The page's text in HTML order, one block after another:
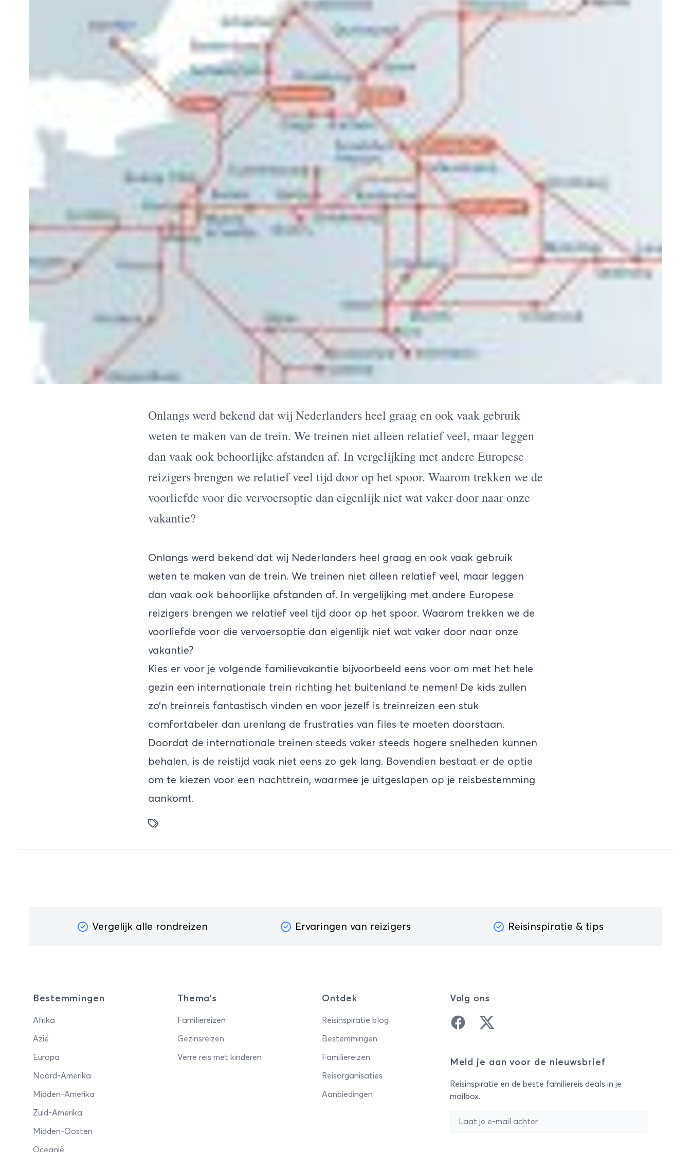
Onlangs werd bekend dat wij Nederlanders heel graag en ook vaak gebruik
weten te maken van de trein. We treinen niet alleen relatief veel, maar leggen
dan vaak ook behoorlijke afstanden af. In vergelijking met andere Europese
reizigers brengen we relatief veel tijd door op het spoor. Waarom trekken we de
voorliefde voor die vervoersoptie dan eigenlijk niet wat vaker door naar onze
vakantie?
Onlangs werd bekend dat wij Nederlanders heel graag en ook vaak gebruik
weten te maken van de trein. We treinen niet alleen relatief veel, maar leggen
dan vaak ook behoorlijke afstanden af. In vergelijking met andere Europese
reizigers brengen we relatief veel tijd door op het spoor. Waarom trekken we de
voorliefde voor die vervoersoptie dan eigenlijk niet wat vaker door naar onze
vakantie?
Kies er voor je volgende familievakantie bijvoorbeeld eens voor om met het hele
gezin een internationale trein richting het buitenland te nemen! De kids zullen
zo’n treinreis fantastisch vinden en voor jezelf is treinreizen een stuk
comfortabeler dan urenlang de frustraties van files te moeten doorstaan.
Doordat de internationale treinen steeds vaker steeds hogere snelheden kunnen
behalen, is de reistijd vaak niet eens zo gek lang. Bovendien bestaat er de optie
om te kiezen voor een nachttrein, waarmee je uitgeslapen op je reisbestemming
aankomt.
Vergelijk alle rondreizen Ervaringen van reizigers Reisinspiratie & tips
Bestemmingen
Afrika
Azië
Europa
Noord-Amerika
Midden-Amerika
Zuid-Amerika
Midden-Oosten
Oceanië
Thema's
Familiereizen
Gezinsreizen
Verre reis met kinderen
Ontdek
Reisinspiratie blog
Bestemmingen
Familiereizen
Reisorganisaties
Aanbiedingen
Volg ons
FacebookTwitter
Meld je aan voor de nieuwsbrief
Reisinspiratie en de beste familiereis deals in je
mailbox.